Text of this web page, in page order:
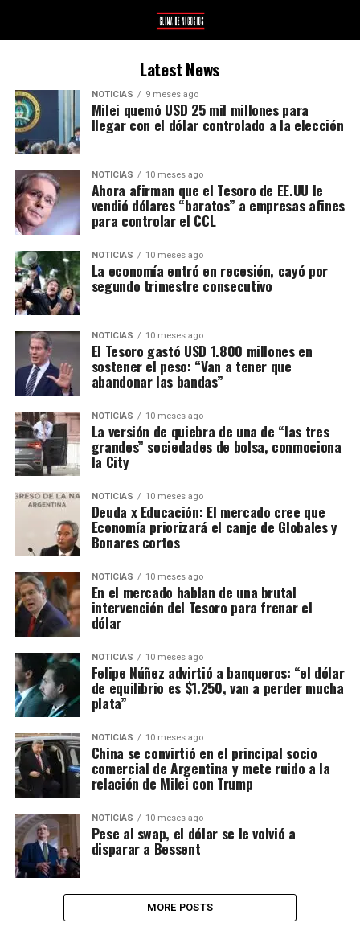
Latest News
NOTICIAS 9 meses ago
Milei quemó USD 25 mil millones para
llegar con el dólar controlado a la elección
NOTICIAS 10 meses ago
Ahora afirman que el Tesoro de EE.UU le
vendió dólares “baratos” a empresas afines
para controlar el CCL
NOTICIAS 10 meses ago
La economía entró en recesión, cayó por
segundo trimestre consecutivo
NOTICIAS 10 meses ago
El Tesoro gastó USD 1.800 millones en
sostener el peso: “Van a tener que
abandonar las bandas”
NOTICIAS 10 meses ago
La versión de quiebra de una de “las tres
grandes” sociedades de bolsa, conmociona
la City
NOTICIAS 10 meses ago
Deuda x Educación: El mercado cree que
Economía priorizará el canje de Globales y
Bonares cortos
NOTICIAS 10 meses ago
En el mercado hablan de una brutal
intervención del Tesoro para frenar el
dólar
NOTICIAS 10 meses ago
Felipe Núñez advirtió a banqueros: “el dólar
de equilibrio es $1.250, van a perder mucha
plata”
NOTICIAS 10 meses ago
China se convirtió en el principal socio
comercial de Argentina y mete ruido a la
relación de Milei con Trump
NOTICIAS 10 meses ago
Pese al swap, el dólar se le volvió a
disparar a Bessent
MORE POSTS